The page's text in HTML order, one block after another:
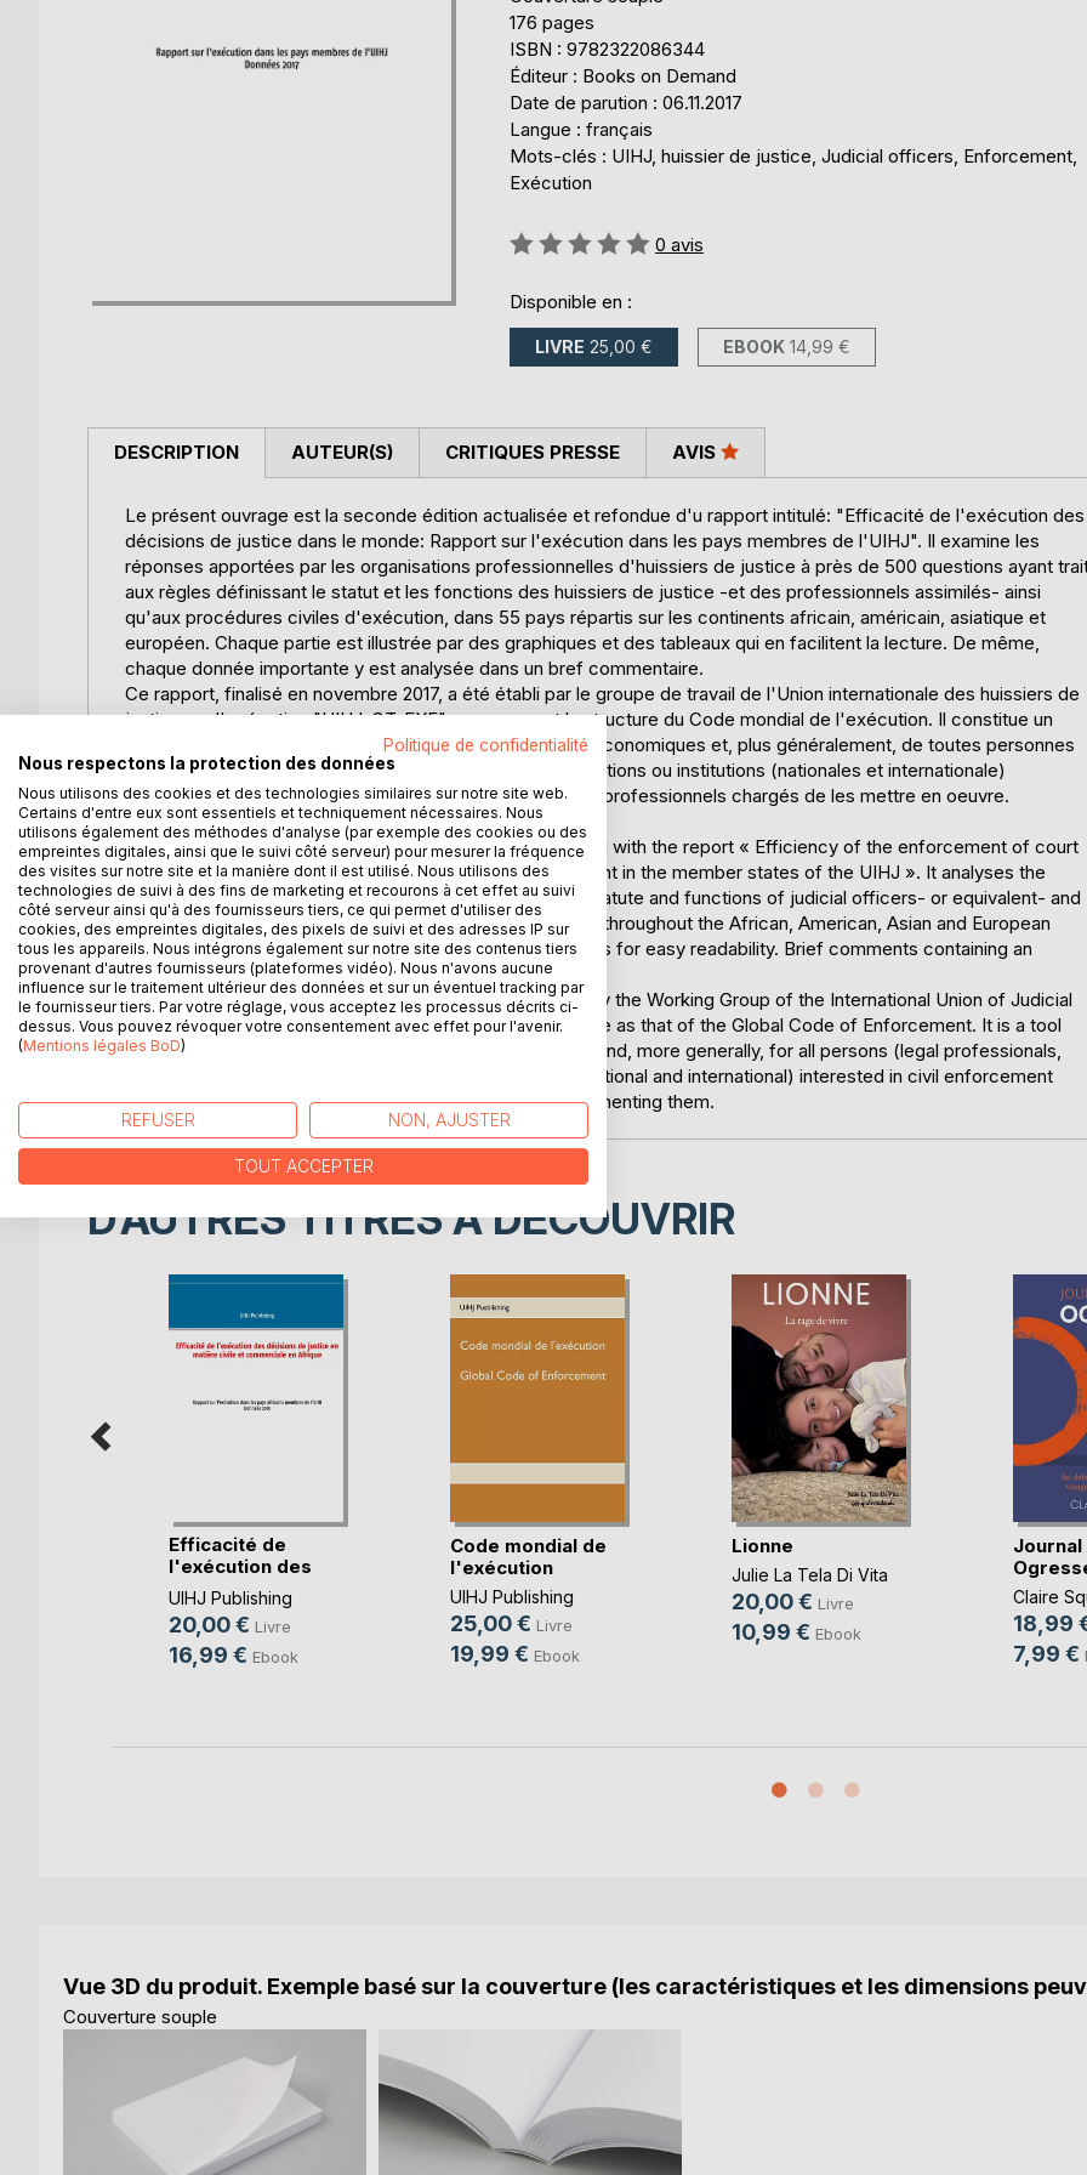
176 pages
ISBN : 9782322086344
Éditeur : Books on Demand
Date de parution : 06.11.2017
Langue : français
Mots-clés : UIHJ, huissier de justice, Judicial officers, Enforcement,
Exécution
Évaluation:
0 avis
Disponible en :
LIVRE 25,00 € EBOOK 14,99 €
DESCRIPTION
Le présent ouvrage est la seconde édition actualisée et refondue d'u rapport intitulé: "Efficacité de l'exécution des
décisions de justice dans le monde: Rapport sur l'exécution dans les pays membres de l'UIHJ". Il examine les
réponses apportées par les organisations professionnelles d'huissiers de justice à près de 500 questions ayant
aux règles définissant le statut et les fonctions des huissiers de justice -et des professionnels assimilés- ainsi
qu'aux procédures civiles d'exécution, dans 55 pays répartis sur les continents africain, américain, asiatique et
européen. Chaque partie est illustrée par des graphiques et des tableaux qui en facilitent la lecture. De même,
chaque donnée importante y est analysée dans un bref commentaire.
Ce rapport, finalisé en novembre 2017, a été établi par le groupe de travail de l'Union internationale des huissiers de
justice sur l'exécution "UIHJ-GT-EXE", en reprenant la structure du Code mondial de l'exécution. Il constitue un
outil mis au service des décideurs politiques ou acteurs économiques et, plus généralement, de toutes personnes
(professionnels du droit, justiciable, médias...) et organisations ou institutions (nationales et internationale)
intéressées par les procédures civiles d'exécution et les professionnels chargés de les mettre en oeuvre.
This book is the second edition consolidated and updated with the report « Efficiency of the enforcement of court
decision around the world : report concerning enforcement in the member states of the UIHJ ». It analyses the
answers given to almost 500 questions concerning the statute and functions of judicial officers- or equivalent- and
concerning civil enforcement procedures in 55 countries throughout the African, American, Asian and European
continents. Each section is illustrated by graphs and tables for easy readability. Brief comments containing an
analysis of important data are also provided.
This report, finalised in November 2017, was carried out by the Working Group of the International Union of Judicial
Officers called « UIHJ-GT-EXE ». Its structure is the same as that of the Global Code of Enforcement. It is a tool
offered to political decision-makers or economic actors and, more generally, for all persons (legal professionals,
litigants, the media ...) and organizations or institutions (national and international) interested in civil enforcement
proceedings and the professionals responsible for implementing them.
AUTEUR(S) CRITIQUES PRESSE AVIS
D’AUTRES TITRES À DÉCOUVRIR
Efficacité de
l'exécution des
déci(...)
UIHJ Publishing
20,00 € Livre
16,99 € Ebook
Code mondial de
l'exécution
UIHJ Publishing
25,00 € Livre
19,99 € Ebook
Lionne
Julie La Tela Di Vita
20,00 € Livre
10,99 € Ebook
Claire
18,99
7,99 €
Vue 3D du produit. Exemple basé sur la couverture (les caractéristiques et les dimensions
Couverture souple
Politique de confidentialité
Nous respectons la protection des données
Nous utilisons des cookies et des technologies similaires sur notre site web.
Certains d'entre eux sont essentiels et techniquement nécessaires. Nous
utilisons également des méthodes d'analyse (par exemple des cookies ou des
empreintes digitales, ainsi que le suivi côté serveur) pour mesurer la fréquence
des visites sur notre site et la manière dont il est utilisé. Nous utilisons des
technologies de suivi à des fins de marketing et recourons à cet effet au suivi
côté serveur ainsi qu'à des fournisseurs tiers, ce qui permet d'utiliser des
cookies, des empreintes digitales, des pixels de suivi et des adresses IP sur
tous les appareils. Nous intégrons également sur notre site des contenus tiers
provenant d'autres fournisseurs (plateformes vidéo). Nous n'avons aucune
influence sur le traitement ultérieur des données et sur un éventuel tracking par
le fournisseur tiers. Par votre réglage, vous acceptez les processus décrits ci-
dessus. Vous pouvez révoquer votre consentement avec effet pour l'avenir.
(Mentions légales BoD)
REFUSER NON, AJUSTER
TOUT ACCEPTER